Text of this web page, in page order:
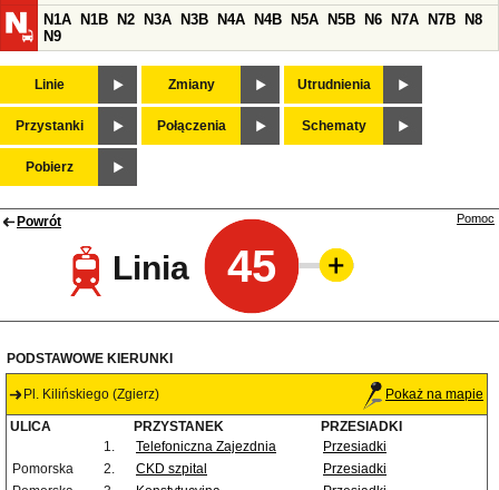
N1A
N1B N2 N3A N3B N4A N4B N5A N5B N6 N7A N7B
N8
N9
Linie Zmiany Utrudnienia
Przystanki Połączenia Schematy
Pobierz
Powrót
Linia 45
Pomoc
PODSTAWOWE KIERUNKI
Pl. Kilińskiego (Zgierz) Pokaż na mapie
ULICA PRZYSTANEK
PRZESIADKI
1.
Telefoniczna Zajezdnia
Przesiadki
Pomorska
2. CKD szpital
Przesiadki